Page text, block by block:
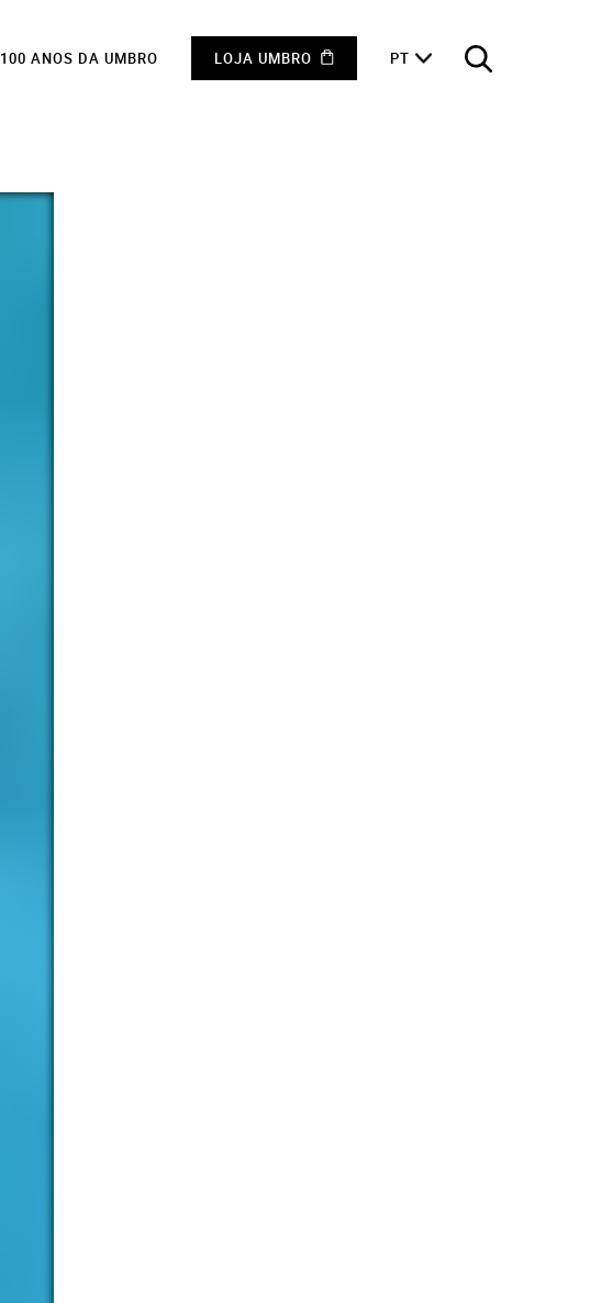
100 ANOS DA UMBRO LOJA UMBRO PT